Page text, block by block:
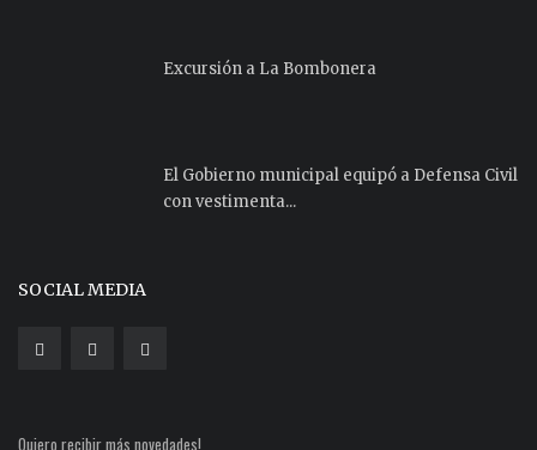
Excursión a La Bombonera
El Gobierno municipal equipó a Defensa Civil
con vestimenta...
SOCIAL MEDIA
Quiero recibir más novedades!